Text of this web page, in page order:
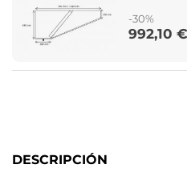
-30%
Price
992,10 €
DESCRIPCIÓN